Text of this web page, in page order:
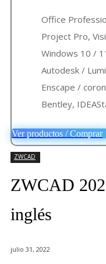
Office
Project Pro,
Windows 10 /
Autodesk /
Enscape /
Bentley,
Ver productos / Comprar
ZWCAD
ZWCAD
inglés
julio 31, 2022